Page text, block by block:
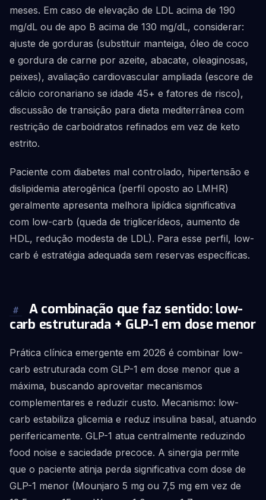
meses. Em caso de elevação de LDL acima de 190
mg/dL ou de apo B acima de 130 mg/dL, considerar:
ajuste de gorduras (substituir manteiga, óleo de coco
e gordura de carne por azeite, abacate, oleaginosas,
peixes), avaliação cardiovascular ampliada (escore de
cálcio coronariano se idade 45+ e fatores de risco),
discussão de transição para dieta mediterrânea com
restrição de carboidratos refinados em vez de keto
estrito.
Paciente com diabetes mal controlado, hipertensão e
dislipidemia aterogênica (perfil oposto ao LMHR)
geralmente apresenta melhora lipídica significativa
com low-carb (queda de triglicerídeos, aumento de
HDL, redução modesta de LDL). Para esse perfil, low-
carb é estratégia adequada sem reservas específicas.
#
A combinação que faz sentido: low-
carb estruturada + GLP-1 em dose menor
Prática clínica emergente em 2026 é combinar low-
carb estruturada com GLP-1 em dose menor que a
máxima, buscando aproveitar mecanismos
complementares e reduzir custo. Mecanismo: low-
carb estabiliza glicemia e reduz insulina basal, atuando
perifericamente. GLP-1 atua centralmente reduzindo
food noise e saciedade precoce. A sinergia permite
que o paciente atinja perda significativa com dose de
GLP-1 menor (Mounjaro 5 mg ou 7,5 mg em vez de